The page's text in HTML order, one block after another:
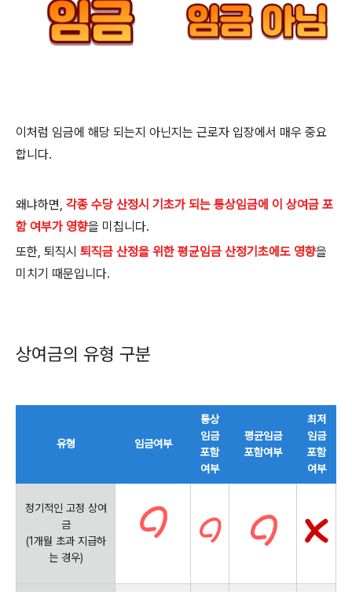
이처럼 임금에 해당 되는지 아닌지는 근로자 입장에서 매우 중요
합니다.
왜냐하면, 각종 수당 산정시 기초가 되는 통상임금에 이 상여금 포
함 여부가 영향을 미칩니다.
또한, 퇴직시 퇴직금 산정을 위한 평균임금 산정기초에도 영향을
미치기 때문입니다.
상여금의 유형 구분
유형 임금여부
통상
임금
포함
여부
평균임금
포함여부
최저
임금
포함
여부
정기적인 고정 상여
금
(1개월 초과 지급하
는 경우)